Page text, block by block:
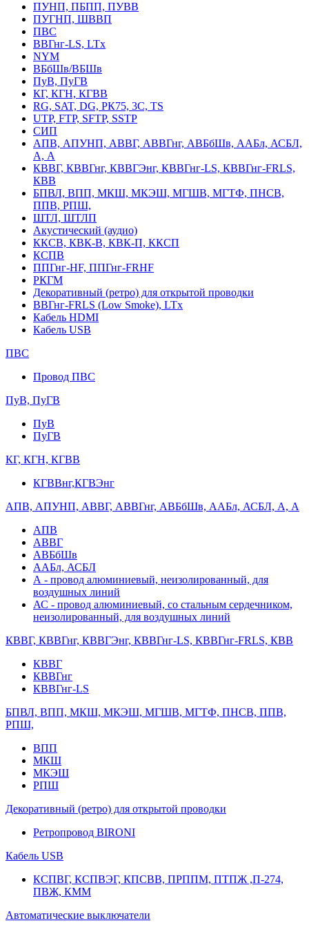
ПУНП, ПБПП, ПУВВ
ПУГНП, ШВВП
ПВС
ВВГнг-LS, LTx
NYM
ВБбШв/ВБШв
ПуВ, ПуГВ
КГ, КГН, КГВВ
RG, SAT, DG, РК75, 3С, TS
UTP, FTP, SFTP, SSTP
СИП
АПВ, АПУНП, АВВГ, АВВГнг, АВБбШв, ААБл, АСБЛ,
А, А
КВВГ, КВВГнг, КВВГЭнг, КВВГнг-LS, КВВГнг-FRLS,
КВВ
БПВЛ, ВПП, МКШ, МКЭШ, МГШВ, МГТФ, ПНСВ,
ППВ, РПШ,
ШТЛ, ШТЛП
Акустический (аудио)
ККСВ, КВК-В, КВК-П, ККСП
КСПВ
ППГнг-HF, ППГнг-FRHF
РКГМ
Декоративный (ретро) для открытой проводки
ВВГнг-FRLS (Low Smoke), LTx
Кабель HDMI
Кабель USB
ПВС
Провод ПВС
ПуВ, ПуГВ
ПуВ
ПуГВ
КГ, КГН, КГВВ
КГВВнг,КГВЭнг
АПВ, АПУНП, АВВГ, АВВГнг, АВБбШв, ААБл, АСБЛ, А, А
АПВ
АВВГ
АВБбШв
ААБл, АСБЛ
А - провод алюминиевый, неизолированный, для
воздушных линий
АС - провод алюминиевый, со стальным сердечником,
неизолированный, для воздушных линий
КВВГ, КВВГнг, КВВГЭнг, КВВГнг-LS, КВВГнг-FRLS, КВВ
КВВГ
КВВГнг
КВВГнг-LS
БПВЛ, ВПП, МКШ, МКЭШ, МГШВ, МГТФ, ПНСВ, ППВ,
РПШ,
ВПП
МКШ
МКЭШ
РПШ
Декоративный (ретро) для открытой проводки
Ретропровод BIRONI
Кабель USB
КСПВГ, КСПВЭГ, КПСВВ, ПРППМ, ПТПЖ ,П-274,
ПВЖ, КММ
Автоматические выключатели